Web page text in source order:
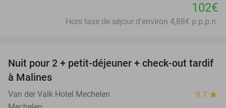
102€
Hors taxe de séjour d'environ 4,88€ p.p.p.n.
Nuit pour 2 + petit-déjeuner + check-out tardif
à Malines
Van der Valk Hotel Mechelen 9.7 star